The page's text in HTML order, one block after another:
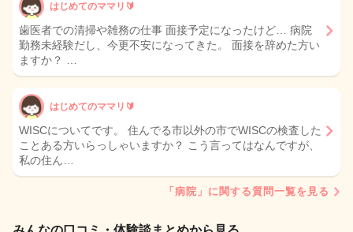
はじめてのママリ🔰
歯医者での清掃や雑務の仕事 面接予定になったけど… 病院
勤務未経験だし、今更不安になってきた。 面接を辞めた方い
ますか？ …
はじめてのママリ🔰
WISCについてです。 住んでる市以外の市でWISCの検査した
ことある方いらっしゃいますか？ こう言ってはなんですが、
私の住ん…
「病院」に関する質問一覧を見る